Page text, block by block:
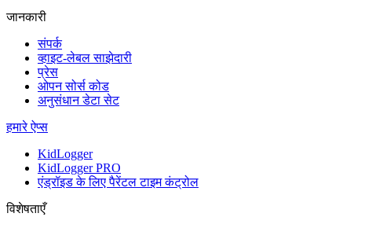
जानकारी
संपर्क
व्हाइट-लेबल साझेदारी
प्रेस
ओपन सोर्स कोड
अनुसंधान डेटा सेट
हमारे ऐप्स
KidLogger
KidLogger PRO
एंड्रॉइड के लिए पैरेंटल टाइम कंट्रोल
विशेषताएँ